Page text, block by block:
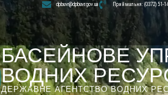
dpbuvr@dpbuvr.gov.ua Приймальня: (0372) 51-
БАСЕЙНОВЕ
ВОДНИХ
ДЕРЖАВНЕ АГЕНТСТВО ВОДНИХ